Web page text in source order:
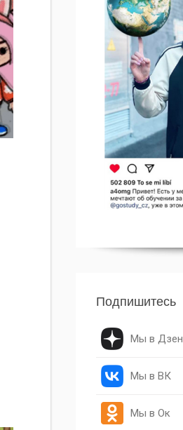
Подпишитесь
Мы в Дзен
Мы в ВК
Мы в Ок